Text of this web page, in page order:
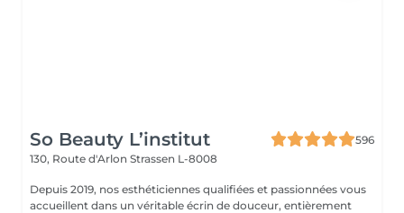
So Beauty L’institut
596
130, Route d'Arlon Strassen L-8008
Depuis 2019, nos esthéticiennes qualifiées et passionnées vous
accueillent dans un véritable écrin de douceur, entièrement